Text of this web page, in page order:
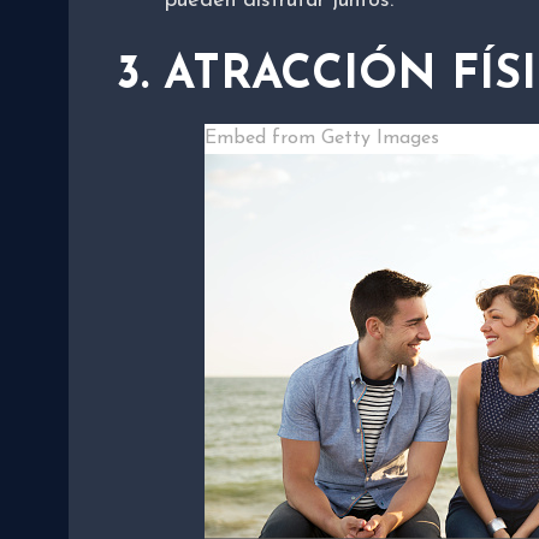
3. ATRACCIÓN
Embed from Getty Images